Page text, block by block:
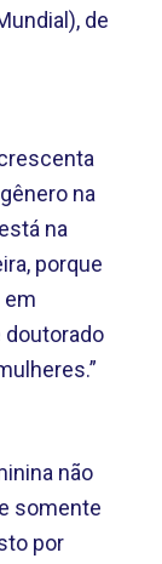
de
na
na
porque
em
não
somente
por